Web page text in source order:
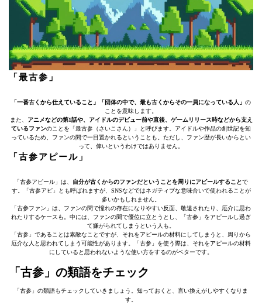
「最古参」
「一番古くから仕えていること」「団体の中で、最も古くからその一員になっている人」 の
ことを意味します。
また、
アニメなどの第1話や、アイドルのデビュー前や直後、ゲームリリース時などから支え
ているファンのことを「最古参（さいこさん）」と呼びます。アイドルや作品の創世記を知
っているため、ファンの間で一目置かれるということも。ただし、ファン歴が長いからとい
って、偉いというわけではありません。
「古参アピール」
「古参アピール」は、 自分が古くからのファンだということを周りにアピールすることで
す。「古参アピ」とも呼ばれますが、SNSなどではネガティブな意味合いで使われることが
多いかもしれません。
「古参ファン」は、ファンの間で憧れの存在になりやすい反面、敬遠されたり、厄介に思わ
れたりするケースも。中には、ファンの間で優位に立とうとし、「古参」をアピールし過ぎ
て嫌がられてしまうという人も。
「古参」であることは素敵なことですが、それをアピールの材料にしてしまうと、周りから
厄介な人と思われてしまう可能性があります。「古参」を使う際は、それをアピールの材料
にしていると思われないような使い方をするのがベターです。
「古参」の類語をチェック
「古参」の類語もチェックしていきましょう。知っておくと、言い換えがしやすくなりま
す。